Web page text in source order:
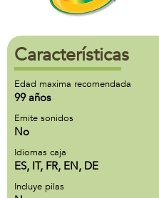
Características
Edad maxima recomendada
99 años
Emite sonidos
No
Idiomas caja
ES, IT, FR, EN, DE
Incluye pilas